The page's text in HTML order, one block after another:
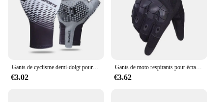
Gants de cyclisme demi-doigt pour hommes et femmes, protection solaire, respirant, absorbant la sueur, vélo, équitation, sports d'été
€3.02
Gants de moto respirants pour écran tactile, gants d'équitation de moto, gants de motocross complets, été
€3.62